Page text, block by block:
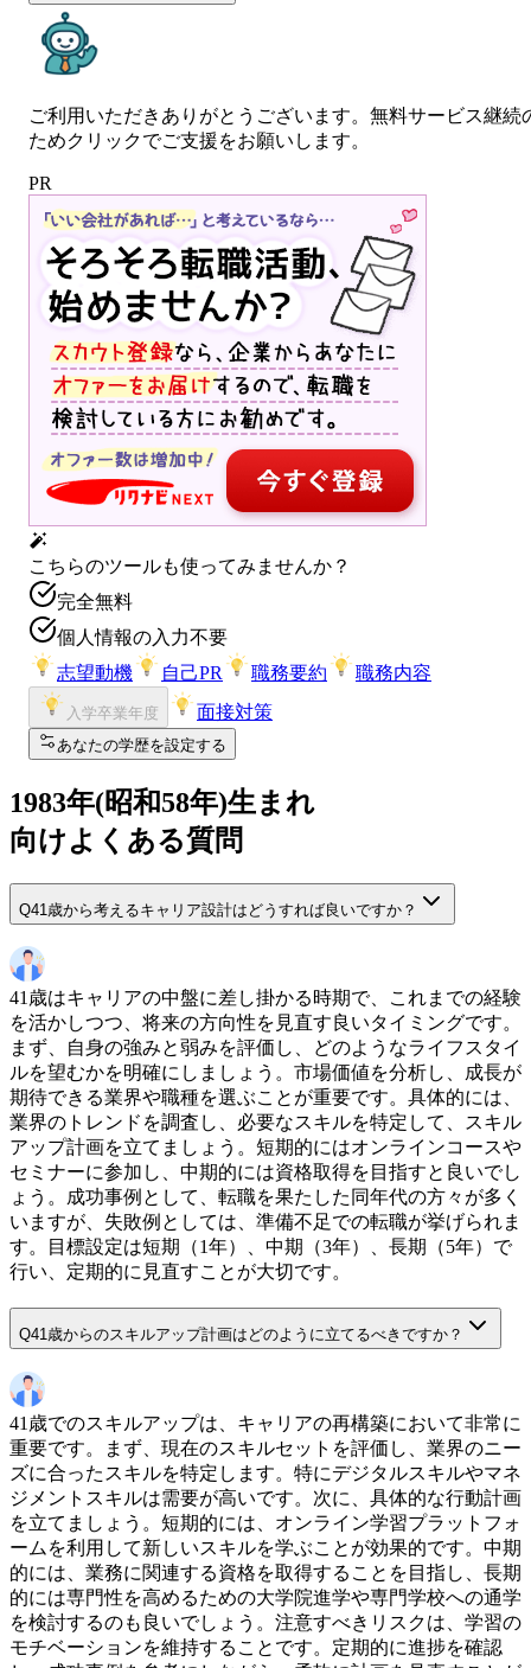
ご利用いただきありがとうございます。無料サービス継続
ためクリックでご支援をお願いします。
PR
こちらのツールも使ってみませんか？
完全無料
個人情報の入力不要
志望動機
自己PR 職務要約 職務内容
入学卒業年度 面接対策
あなたの学歴を設定する
1983年(昭和58年)生まれ
向けよくある質問
Q41歳から考えるキャリア設計はどうすれば良いですか？
41歳はキャリアの中盤に差し掛かる時期で、これまでの経験
を活かしつつ、将来の方向性を見直す良いタイミングです。
まず、自身の強みと弱みを評価し、どのようなライフスタイ
ルを望むかを明確にしましょう。市場価値を分析し、成長が
期待できる業界や職種を選ぶことが重要です。具体的には、
業界のトレンドを調査し、必要なスキルを特定して、スキル
アップ計画を立てましょう。短期的にはオンラインコースや
セミナーに参加し、中期的には資格取得を目指すと良いでし
ょう。成功事例として、転職を果たした同年代の方々が多く
いますが、失敗例としては、準備不足での転職が挙げられま
す。目標設定は短期（1年）、中期（3年）、長期（5年）で
行い、定期的に見直すことが大切です。
Q41歳からのスキルアップ計画はどのように立てるべきですか？
41歳でのスキルアップは、キャリアの再構築において非常に
重要です。まず、現在のスキルセットを評価し、業界のニー
ズに合ったスキルを特定します。特にデジタルスキルやマネ
ジメントスキルは需要が高いです。次に、具体的な行動計画
を立てましょう。短期的には、オンライン学習プラットフォ
ームを利用して新しいスキルを学ぶことが効果的です。中期
的には、業務に関連する資格を取得することを目指し、長期
的には専門性を高めるための大学院進学や専門学校への通学
を検討するのも良いでしょう。注意すべきリスクは、学習の
モチベーションを維持することです。定期的に進捗を確認